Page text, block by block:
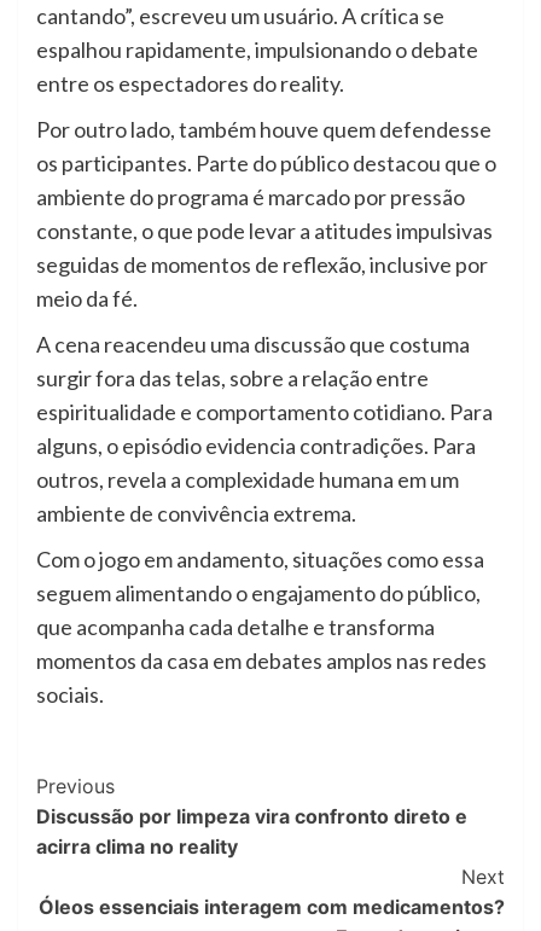
cantando”, escreveu um usuário. A crítica se
espalhou rapidamente, impulsionando o debate
entre os espectadores do reality.
Por outro lado, também houve quem defendesse
os participantes. Parte do público destacou que o
ambiente do programa é marcado por pressão
constante, o que pode levar a atitudes impulsivas
seguidas de momentos de reflexão, inclusive por
meio da fé.
A cena reacendeu uma discussão que costuma
surgir fora das telas, sobre a relação entre
espiritualidade e comportamento cotidiano. Para
alguns, o episódio evidencia contradições. Para
outros, revela a complexidade humana em um
ambiente de convivência extrema.
Com o jogo em andamento, situações como essa
seguem alimentando o engajamento do público,
que acompanha cada detalhe e transforma
momentos da casa em debates amplos nas redes
sociais.
Previous
Discussão por limpeza vira confronto direto e
acirra clima no reality
Next
Óleos essenciais interagem com medicamentos?